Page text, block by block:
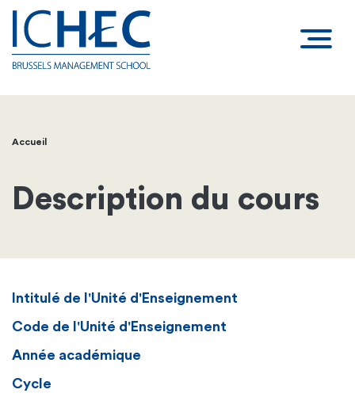
Fil
d'Ariane
Accueil
Description du cours
Intitulé de l'Unité d'Enseignement
Code de l'Unité d'Enseignement
Année académique
Cycle